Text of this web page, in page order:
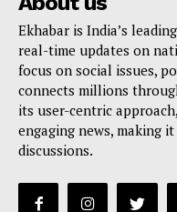
Ekhabar is India’s
real-time updates on
focus on social issues,
connects millions
its user-centric
engaging news, making
discussions.